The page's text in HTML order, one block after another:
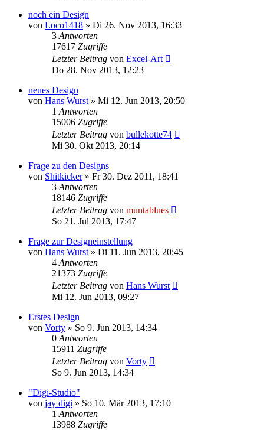
noch ein Design
von Loco1418 » Di 26. Nov 2013, 16:33
3 Antworten
17617 Zugriffe
Letzter Beitrag von Excel-Art
Do 28. Nov 2013, 12:23
neues Design
von Hans Wurst » Mi 12. Jun 2013, 20:50
1 Antworten
15006 Zugriffe
Letzter Beitrag von bullekotte74
Mi 30. Okt 2013, 20:14
Frage zu den Designs
von Shitkicker» Fr 30. Dez 2011, 18:41
3 Antworten
18146 Zugriffe
Letzter Beitrag von muntablues
So 21. Jul 2013, 17:47
Frage zur Designeinstellung
von Hans Wurst » Di 11. Jun 2013, 20:45
4 Antworten
21373 Zugriffe
Letzter Beitrag von Hans Wurst
Mi 12. Jun 2013, 09:27
Erstes Design
von Vorty » So 9. Jun 2013, 14:34
0 Antworten
15911 Zugriffe
Letzter Beitrag von Vorty
So 9. Jun 2013, 14:34
"Digi-Studio"
von jay digi » So 10. Mär 2013, 17:10
1 Antworten
13988 Zugriffe